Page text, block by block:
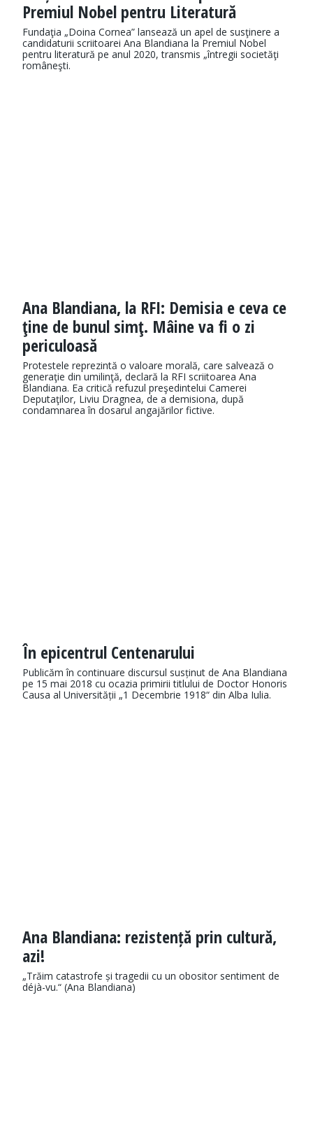
Premiul Nobel pentru Literatură
Fundaţia „Doina Cornea” lansează un apel de susţinere a
candidaturii scriitoarei Ana Blandiana la Premiul Nobel
pentru literatură pe anul 2020, transmis „întregii societăţi
româneşti.
Ana Blandiana, la RFI: Demisia e ceva ce
ţine de bunul simţ. Mâine va fi o zi
periculoasă
Protestele reprezintă o valoare morală, care salvează o
generaţie din umilinţă, declară la RFI scriitoarea Ana
Blandiana. Ea critică refuzul preşedintelui Camerei
Deputaţilor, Liviu Dragnea, de a demisiona, după
condamnarea în dosarul angajărilor fictive.
În epicentrul Centenarului
Publicăm în continuare discursul susținut de Ana Blandiana
pe 15 mai 2018 cu ocazia primirii titlului de Doctor Honoris
Causa al Universității „1 Decembrie 1918“ din Alba Iulia.
Ana Blandiana: rezistență prin cultură,
azi!
„Trăim catastrofe și tragedii cu un obositor sentiment de
déjà-vu.“ (Ana Blandiana)